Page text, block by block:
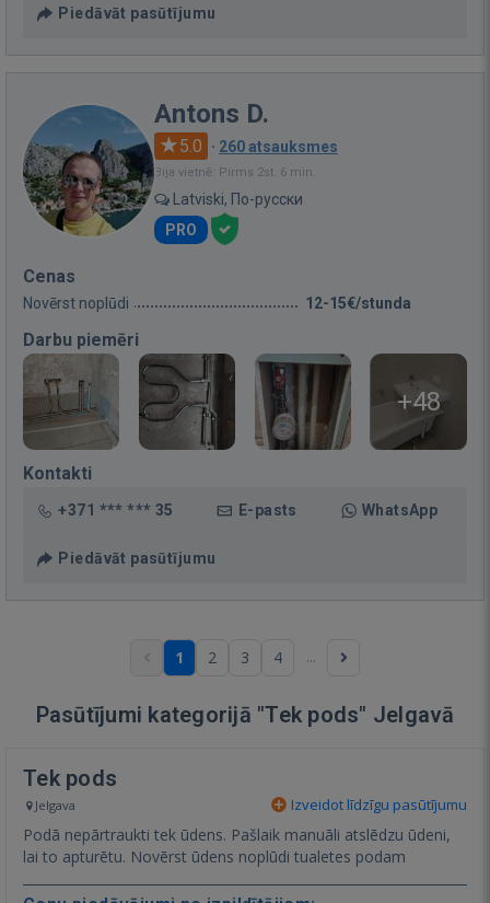
Piedāvāt pasūtījumu
Antons D.
5.0 · 260 atsauksmes
Bija vietnē: Pirms 2st. 6 min.
Latviski, По-русски
PRO
Cenas
Novērst noplūdi 12-15€/stunda
Darbu piemēri
+48
Kontakti
+371 *** *** 35 E-pasts WhatsApp
Piedāvāt pasūtījumu
1 2 3 4 ...
Pasūtījumi kategorijā "Tek pods" Jelgavā
Tek pods
Jelgava Izveidot līdzīgu pasūtījumu
Podā nepārtraukti tek ūdens. Pašlaik manuāli atslēdzu ūdeni,
lai to apturētu. Novērst ūdens noplūdi tualetes podam